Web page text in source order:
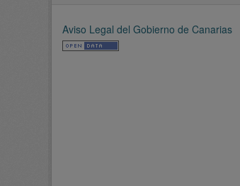
Aviso Legal del Gobierno de Canarias